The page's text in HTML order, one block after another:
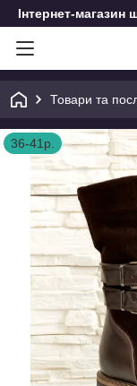
Інтернет-магазин
Товари та
36-41р.